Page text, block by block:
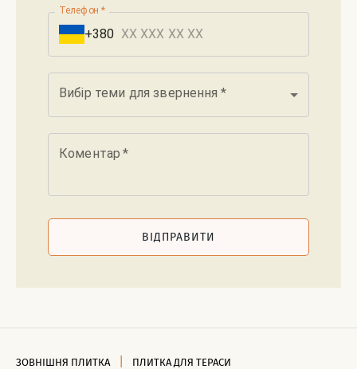
Телефон *
+380
Вибір теми для звернення *
Коментар *
ВІДПРАВИТИ
ЗОВНІШНЯ ПЛИТКА
ПЛИТКА ДЛЯ ТЕРАСИ